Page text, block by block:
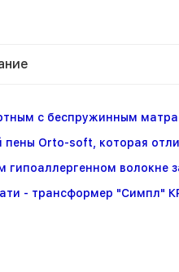
с беспружинным
пены Orto-soft, которая
волокне
- трансформер "Симпл"